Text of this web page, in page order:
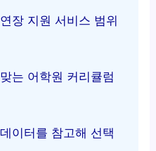
장 지원 서비스 범위
는 어학원 커리큘럼
이터를 참고해 선택